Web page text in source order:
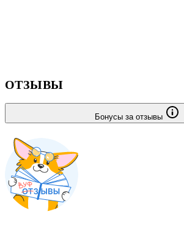
ОТЗЫВЫ
Бонусы за отзывы